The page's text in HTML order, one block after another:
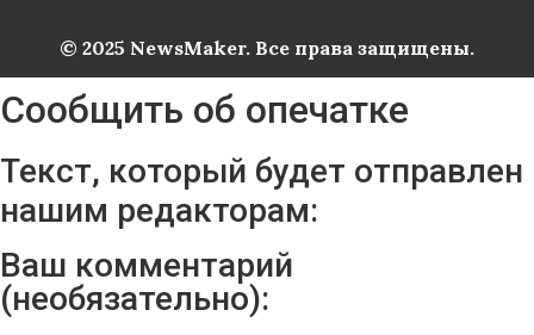
© 2025 NewsMaker. Все права защищены.
Сообщить об опечатке
Текст, который будет отправлен
нашим редакторам:
Ваш комментарий
(необязательно):